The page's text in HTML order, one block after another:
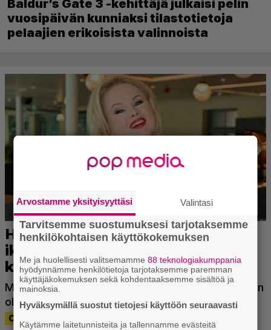
Baldur’s Gate 3 -kehittäjä julkaisi pelin
vuosipäivän kunniaksi tilastotietoja
pelaajien erikoisista valinnoista
Arvostamme yksityisyyttäsi Valintasi
Tarvitsemme suostumuksesi tarjotaksemme
henkilökohtaisen käyttökokemuksen
Me ja huolellisesti valitsemamme88 teknologiakumppania
hyödynnämme henkilötietoja tarjotaksemme paremman
käyttäjäkokemuksen sekä kohdentaaksemme sisältöä ja
mainoksia.
Hyväksymällä suostut tietojesi käyttöön seuraavasti
Käytämme laitetunnisteita ja tallennamme evästeitä